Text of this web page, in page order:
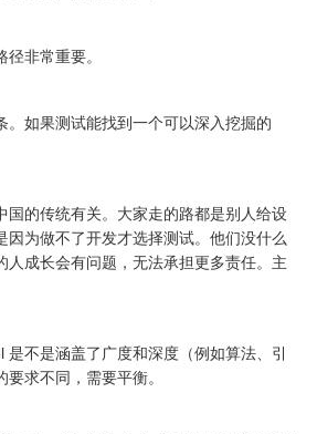
非常重要。
。如果测试能找到一个可以深入挖掘的
国的传统有关。大家走的路都是别人给设
因为做不了开发才选择测试。他们没什么
人成长会有问题，无法承担更多责任。主
不是涵盖了广度和深度（例如算法、引
求不同，需要平衡。